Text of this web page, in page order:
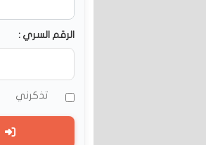
الرقم السري :
تذكرني